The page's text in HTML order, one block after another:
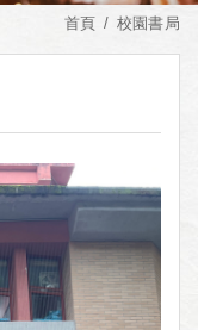
首頁 校園書局